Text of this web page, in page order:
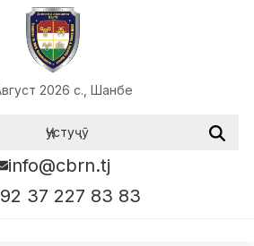
2026 с., Шанбе
info@cbrn.tj
37 227 83 83